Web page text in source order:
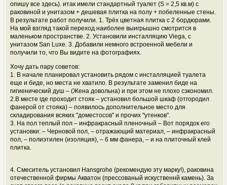
опишу все здесь). итак имели стандартный туалет (S = 2,5 кв.м) с
раковиной и унитазом + дешевая плитка на полу + побеленные стены.
В результате работ получили. 1. Трёх цветная плитка с 2 бордюрами.
На мой взгляд такой переход наиболее выигрышно смотрится в
маленьком пространстве. 2. Установили инсталляцию Viega, с
унитазом San Luxe. 3. Добавили немного встроенной мебели и
получили то, что Вы видите на фотографиях.
Хочу дать пару советов:
1. В начале планировал установить рядом с инсталляцией туалета
еще и биде, но места не хватило. В результате заменил биде на
гигиенический душ – (Жена довольна) и при этом не плохо сэкономил.
2.В месте где проходит стояк – установил большой шкаф (отгородил
фанерой от стояка) – появилось дополнительное место для
складирования всяких "доместосов" и прочих "утенков".
3. На пол теплый пол – инфракрасный пленочный – Вот порядок его
установки: – Черновой пол, – отражающий материал, – инфракрасный
пол, – полиэтилен (изоляция), – 6 мм фанера, – и на плиточный клей
плитка.
4. Смеситель установил Hansgrohe (рекомендую эту марку!), раковина
отечественной фирмы Акватон (прессованый искуственнй камень). За